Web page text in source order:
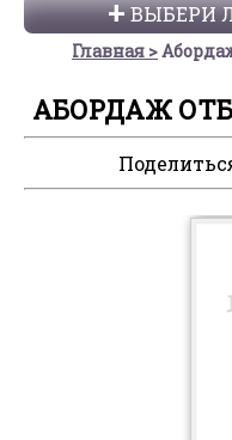
ВЫБЕРИ
Главная
АБОРДАЖ